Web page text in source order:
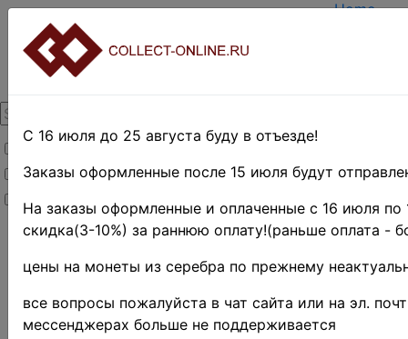
Товары со скидкой
Товары в наличии
Новинки
Home
TERMS
Home»
»Coins»
Иностранные
монеты»
UNITED
С 16 июля до 25 августа буду в отъезде!
Заказы оформленные после 15 июля будут
На заказы оформленные и оплаченные с 16 июля по
скидка(3-10%) за раннюю оплату!(раньше оплата -
цены на монеты из серебра по прежнему
все вопросы пожалуйста в чат сайта или на эл.
мессенджерах больше не поддерживается